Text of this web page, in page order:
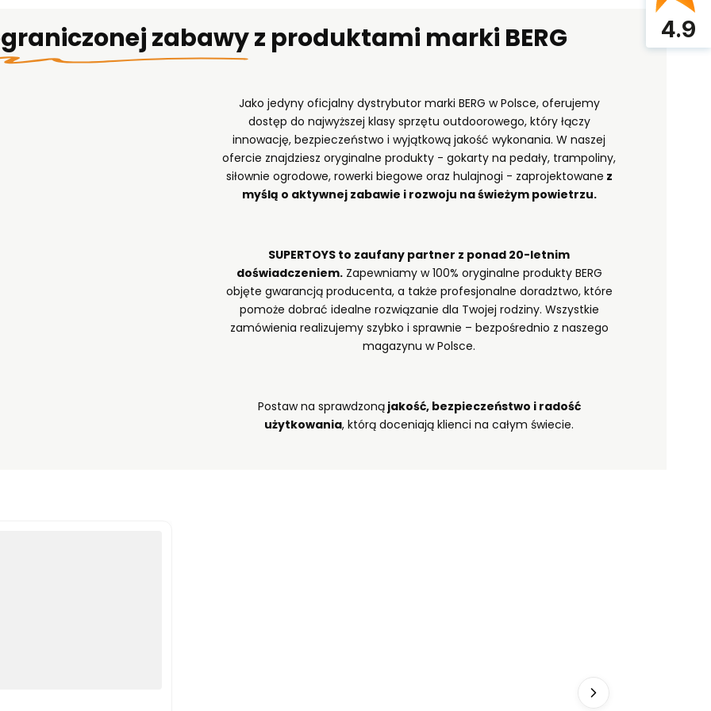
zabawyz produktami marki BERG
Jako jedyny oficjalny dystrybutor marki BERG w Polsce, oferujemy
dostęp do najwyższej klasy sprzętu outdoorowego, który łączy
innowację, bezpieczeństwo i wyjątkową jakość wykonania. W naszej
ofercie znajdziesz oryginalne produkty - gokarty na pedały, trampoliny,
siłownie ogrodowe, rowerki biegowe oraz hulajnogi - zaprojektowane z
myślą o aktywnej zabawie i rozwoju na świeżym powietrzu.
SUPERTOYS to zaufany partner z ponad 20-letnim
doświadczeniem.Zapewniamy w 100% oryginalne produkty BERG
objęte gwarancją producenta, a także profesjonalne doradztwo, które
pomoże dobrać idealne rozwiązanie dla Twojej rodziny. Wszystkie
zamówienia realizujemy szybko i sprawnie – bezpośrednio z naszego
magazynu w Polsce.
Postaw na sprawdzonąjakość, bezpieczeństwo i radość
użytkowania, którą doceniają klienci na całym świecie.
4.9